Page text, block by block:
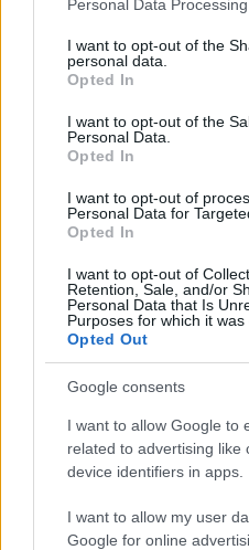
not limited to your visit or
grant or deny consent to
use your data for below
consent section.
Personal Data
I want to opt-out of the
personal data.
Opted In
I want to opt-out of the
Personal Data.
Opted In
I want to opt-out of
Personal Data for
Opted In
I want to opt-out of
Retention, Sale, and/or
Personal Data that Is
Purposes for which it was
Opted Out
Google consents
I want to allow Google to
related to advertising like
device identifiers in apps.
I want to allow my user
Google for online
Black Fridayείναι
ωστόσο λίγοι γνωρίζουν
είναι η σημασία της.
Η Black Friday αποτελεί
ωστόσο, τα τελευταία
Μάθετε την ιστορία και
πλησιάζει η αντίστροφη
μεγαλύτερες προσφορές
είναι ότι δεν έχει
καμία
καταστημάτων.